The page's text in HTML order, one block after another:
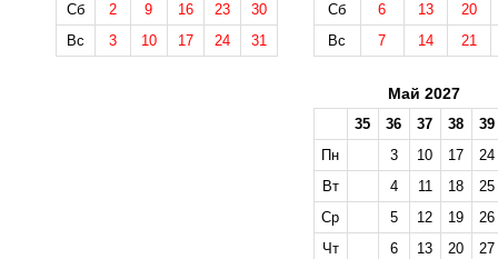
Сб
2 9 16 23
30
Вс
3 10 17 24 31
Сб
6 13
20
Вс
7 14 21
Май 2027
35 36 37 38
39
Пн
3 10 17
24
Вт
4 11 18
25
Ср
5 12 19
26
Чт
6 13 20
27